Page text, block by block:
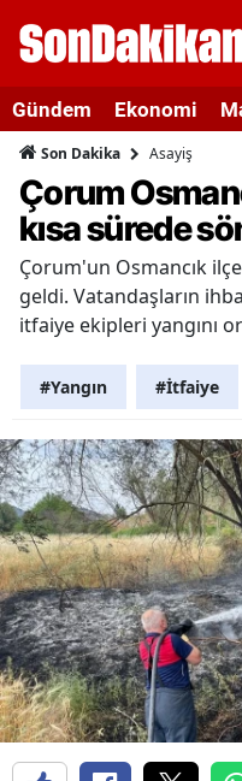
Gündem Ekonomi
Son Dakika Asayiş
Çorum
kısa sürede
Çorum'un Osmancık
geldi. Vatandaşların
itfaiye ekipleri yangını
#Yangın #İtfaiye